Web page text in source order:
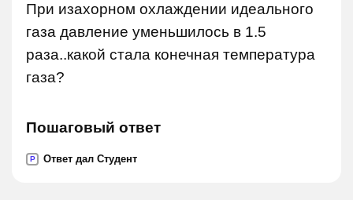
При изахорном охлаждении идеального
газа давление уменьшилось в 1.5
раза..какой стала конечная температура
газа?
Пошаговый ответ
P Ответ дал Студент